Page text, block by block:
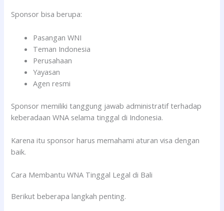
Sponsor bisa berupa:
Pasangan WNI
Teman Indonesia
Perusahaan
Yayasan
Agen resmi
Sponsor memiliki tanggung jawab administratif terhadap
keberadaan WNA selama tinggal di Indonesia.
Karena itu sponsor harus memahami aturan visa dengan
baik.
Cara Membantu WNA Tinggal Legal di Bali
Berikut beberapa langkah penting.